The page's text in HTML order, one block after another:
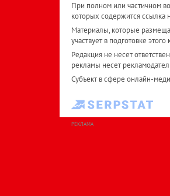
При полном или частичном
которых содержится ссылка
Материалы, которые
участвует в подготовке
Редакция не несет
рекламы несет
Субъект в сфере онлайн-
РЕКЛАМА